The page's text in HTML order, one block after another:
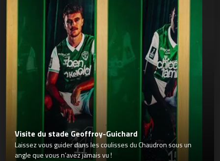
Visite du stade Geoffroy-Guichard
Laissez vous guider dans les coulisses du Chaudron sous un
angle que vous n’avez jamais vu !